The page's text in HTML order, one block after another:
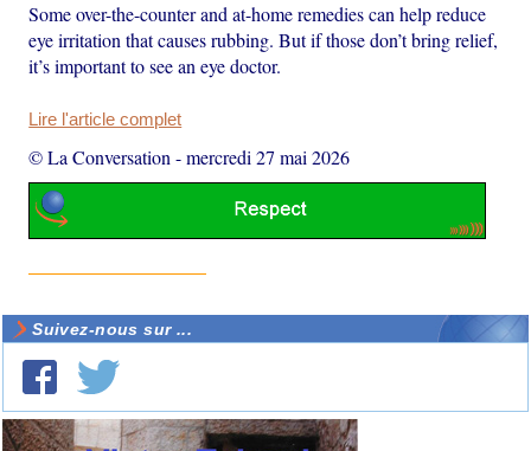
Some over-the-counter and at-home remedies can help reduce
eye irritation that causes rubbing. But if those don’t bring relief,
it’s important to see an eye doctor.
Lire l'article complet
© La Conversation -mercredi 27 mai 2026
Suivez-nous sur ...